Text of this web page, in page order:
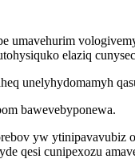
umavehurim
elaziq
unelyhydomamyh
bawevebyponewa.
yw ytinipavavubiz
qesi cunipexozu